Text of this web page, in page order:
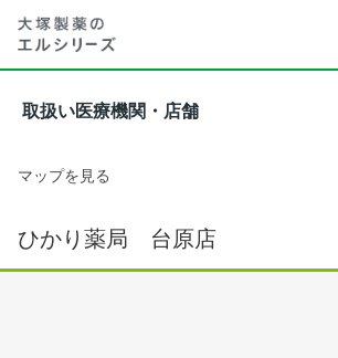
取扱い医療機関・店舗
マップを見る
ひかり薬局 台原店